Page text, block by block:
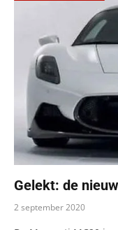
Gelekt: de
2 september 2020